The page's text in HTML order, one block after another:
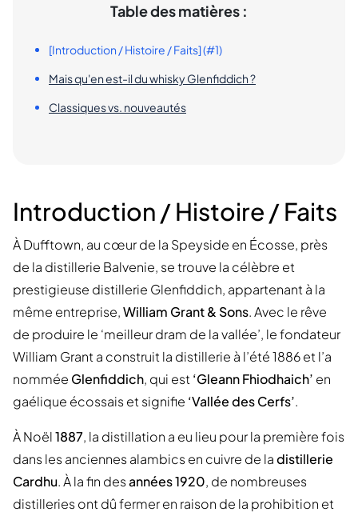
Table des matières :
[Introduction / Histoire / Faits] (#1)
Mais qu'en est-il du whisky Glenfiddich ?
Classiques vs. nouveautés
Introduction / Histoire / Faits
À Dufftown, au cœur de la Speyside en Écosse, près
de la distillerie Balvenie, se trouve la célèbre et
prestigieuse distillerie Glenfiddich, appartenant à la
même entreprise,William Grant & Sons. Avec le rêve
de produire le ‘meilleur dram de la vallée’, le fondateur
William Grant a construit la distillerie à l’été 1886 et l’a
nommée Glenfiddich, qui est ‘Gleann Fhiodhaich’ en
gaélique écossais et signifie ‘Vallée des Cerfs’.
À Noël1887, la distillation a eu lieu pour la première fois
dans les anciennes alambics en cuivre de ladistillerie
Cardhu. À la fin desannées 1920, de nombreuses
distilleries ont dû fermer en raison de la prohibition et